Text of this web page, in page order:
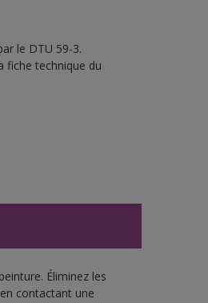
le DTU 59-3.
fiche technique du
Éliminez les
contactant une